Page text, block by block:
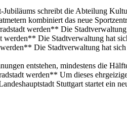
schreibt die Abteilung
kombiniert das neue
werden** Die
Die Stadtverwaltung hat
Die Stadtverwaltung hat
entstehen, mindestens die
werden** Um dieses
Stuttgart startet ein